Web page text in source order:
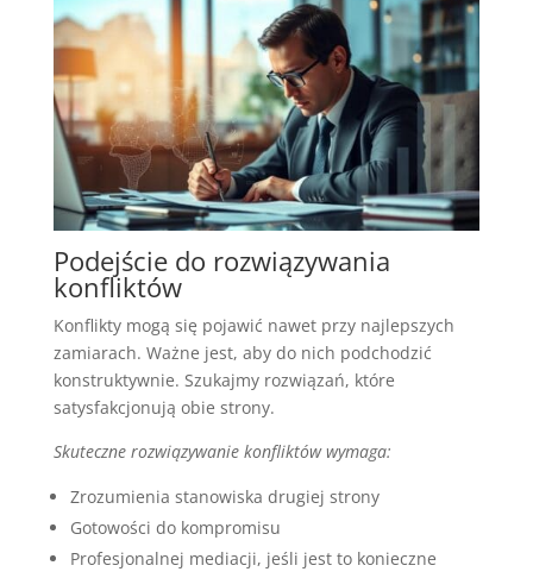
Podejście do rozwiązywania
konfliktów
Konflikty mogą się pojawić nawet przy najlepszych
zamiarach. Ważne jest, aby do nich podchodzić
konstruktywnie. Szukajmy rozwiązań, które
satysfakcjonują obie strony.
Skuteczne rozwiązywanie konfliktów wymaga:
Zrozumienia stanowiska drugiej strony
Gotowości do kompromisu
Profesjonalnej mediacji, jeśli jest to konieczne